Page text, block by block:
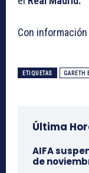
Con
ETIQUETAS GARETH
Última
AIFA
de